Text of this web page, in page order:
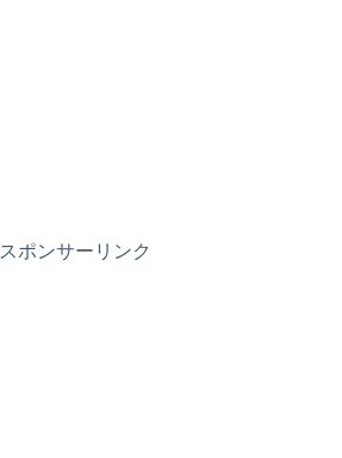
スポンサーリンク